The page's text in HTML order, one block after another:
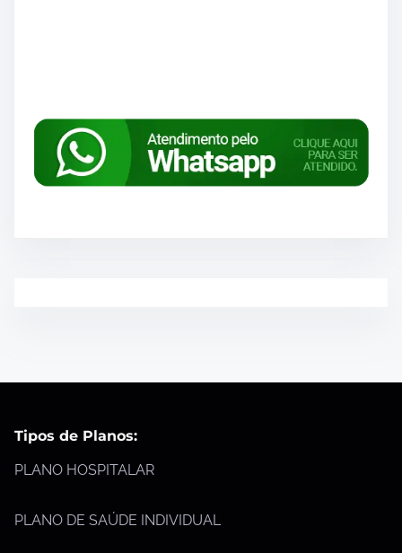
Tipos de Planos:
PLANO HOSPITALAR
PLANO DE SAÚDE INDIVIDUAL